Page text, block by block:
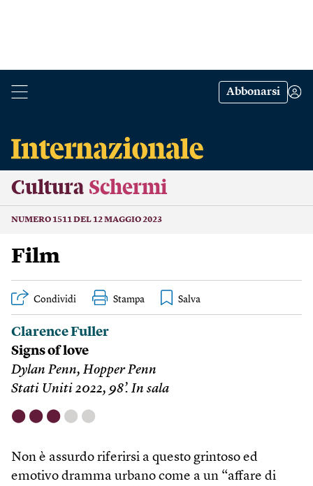
Abbonarsi
Cultura Schermi
NUMERO 1511 DEL 12 MAGGIO 2023
Film
Condividi Stampa
Clarence Fuller
Signs of love
Dylan Penn, Hopper Penn
Stati Uniti 2022, 98’. In sala
⬤ ⬤ ⬤ ⬤ ⬤
Non è assurdo riferirsi a questo grintoso ed
emotivo dramma urbano come a un “affare di